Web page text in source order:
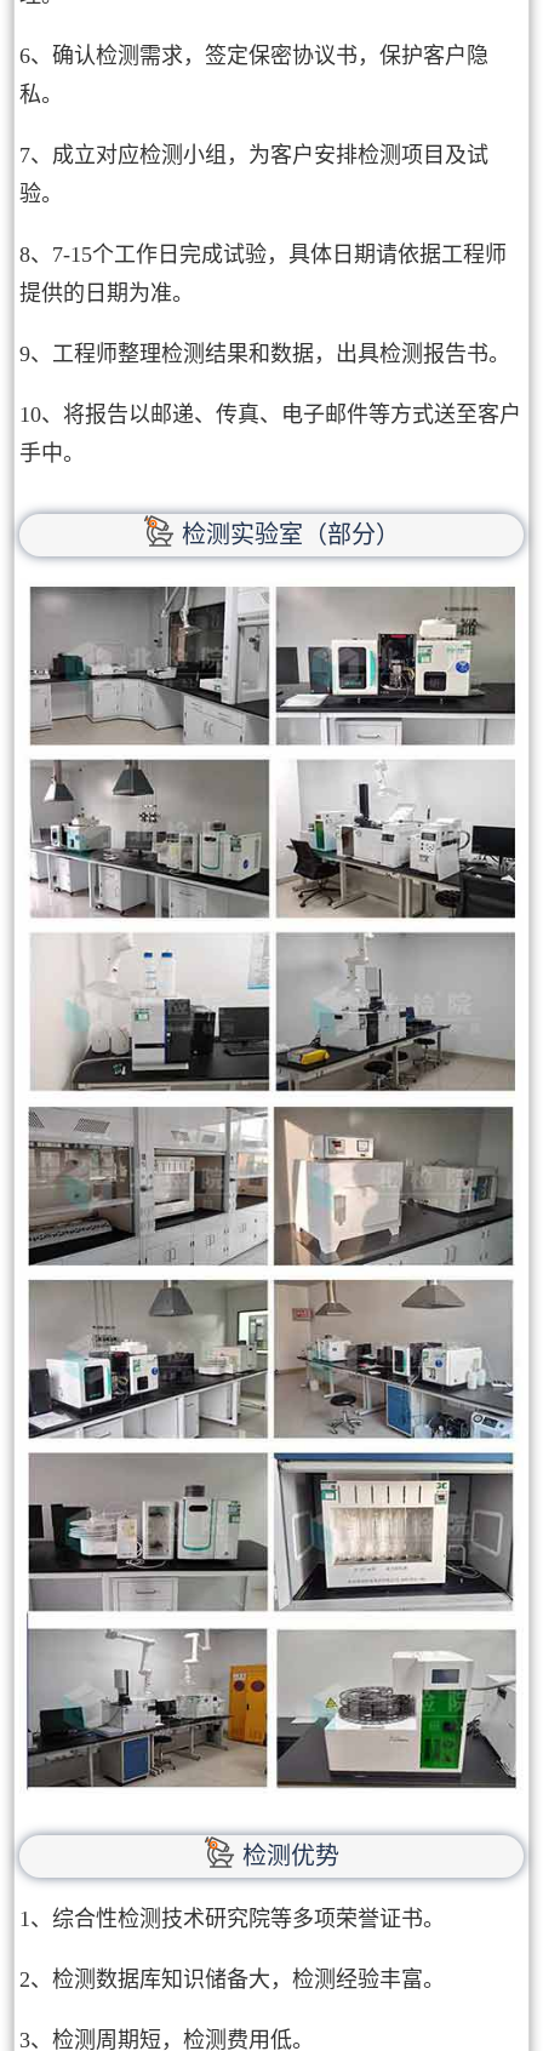
6、确认检测需求，签定保密协议书，保护客户隐
私。
7、成立对应检测小组，为客户安排检测项目及试
验。
8、7-15个工作日完成试验，具体日期请依据工程师
提供的日期为准。
9、工程师整理检测结果和数据，出具检测报告书。
10、将报告以邮递、传真、电子邮件等方式送至客户
手中。
检测实验室（部分）
检测优势
1、综合性检测技术研究院等多项荣誉证书。
2、检测数据库知识储备大，检测经验丰富。
3、检测周期短，检测费用低。